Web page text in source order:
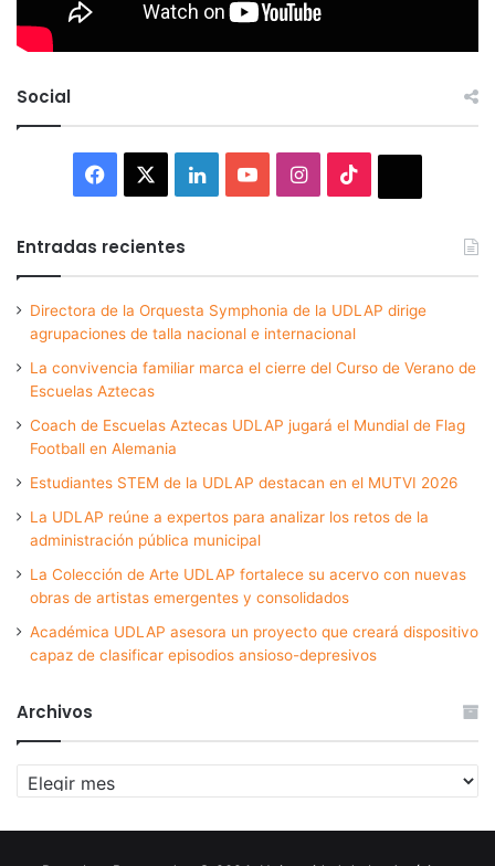
Social
Facebook LinkedInYouTubeInstagram
Entradas recientes
Directora de la Orquesta Symphonia de la UDLAP dirige
agrupaciones de talla nacional e internacional
La convivencia familiar marca el cierre del Curso de Verano de
Escuelas Aztecas
Coach de Escuelas Aztecas UDLAP jugará el Mundial de Flag
Football en Alemania
Estudiantes STEM de la UDLAP destacan en el MUTVI 2026
La UDLAP reúne a expertos para analizar los retos de la
administración pública municipal
La Colección de Arte UDLAP fortalece su acervo con nuevas
obras de artistas emergentes y consolidados
Académica UDLAP asesora un proyecto que creará dispositivo
capaz de clasificar episodios ansioso-depresivos
Archivos
Archivos